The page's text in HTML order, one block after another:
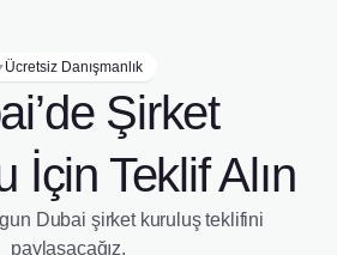
Ücretsiz Danışmanlık
Şirket
İçin Teklif Alın
Dubai şirket kuruluş teklifini
paylaşacağız.